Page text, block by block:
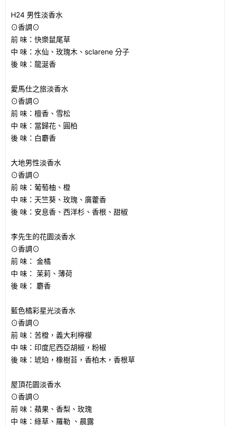
H24 男性淡香水
⊙香調⊙
前 味：快樂鼠尾草
中 味：水仙、玫瑰木、sclarene 分子
後 味：龍涎香
愛馬仕之旅淡香水
⊙香調⊙
前 味：檀香、雪松
中 味：當歸花、圓柏
後 味：白麝香
大地男性淡香水
⊙香調⊙
前 味：葡萄柚、橙
中 味：天竺葵、玫瑰、廣藿香
後 味：安息香、西洋杉、香根、甜椒
李先生的花園淡香水
⊙香調⊙
前 味： 金橘
中 味： 茉莉、薄荷
後 味： 麝香
藍色橘彩星光淡香水
⊙香調⊙
前 味： 苦橙，義大利檸檬
中 味： 印度尼西亞胡椒，粉椒
後 味： 琥珀，橡樹苔，香柏木，香根草
屋頂花園淡香水
⊙香調⊙
前 味：蘋果、香梨、玫瑰
中 味：綠草、羅勒 、晨露